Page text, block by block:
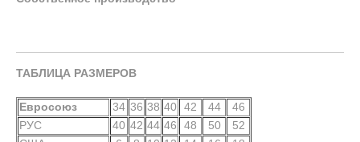
ТАБЛИЦА РАЗМЕРОВ
Евросоюз 34 36 38 40 42 44
46
РУС
40 42 44 46 48 50
52